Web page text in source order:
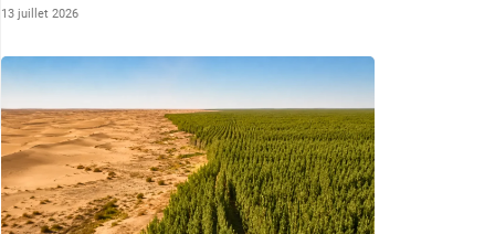
13 juillet 2026